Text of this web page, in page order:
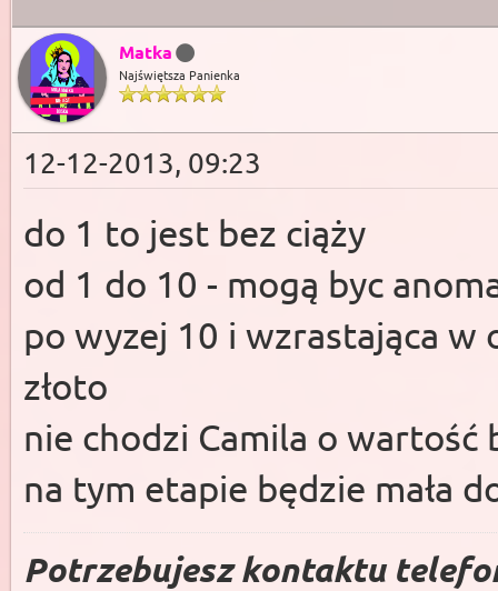
Matka
Najświętsza Panienka
12-12-2013, 09:23
do 1 to jest bez ciąży
od 1 do 10 - mogą byc
po wyzej 10 i wzrastająca w
złoto
nie chodzi Camila o
na tym etapie będzie mała
Potrzebujesz kontaktu